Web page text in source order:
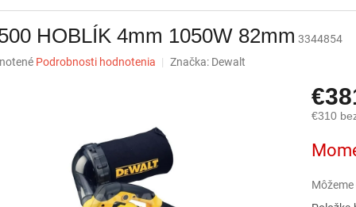
HOBLÍK 4mm 1050W 82mm 3344854
Podrobnosti hodnotenia Značka: Dewalt
€310
cena: